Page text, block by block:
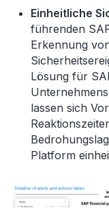
Einheitliche
führenden
Erkennung
Lösung für
lassen sich
Platform